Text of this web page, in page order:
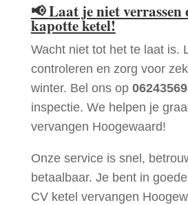
📢Laat je niet verrassen
kapotte ketel!
Wacht niet tot het te laat is.
controleren en zorg voor
winter. Bel ons op
inspectie. We helpen je
vervangen Hoogewaard!
Onze service is snel,
betaalbaar. Je bent in
CV ketel vervangen